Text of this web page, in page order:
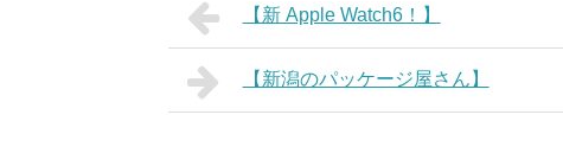
【新 Apple Watch6！】
【新潟のパッケージ屋さん】